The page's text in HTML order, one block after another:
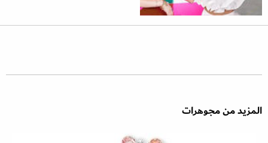
المزيد من مجوهرات